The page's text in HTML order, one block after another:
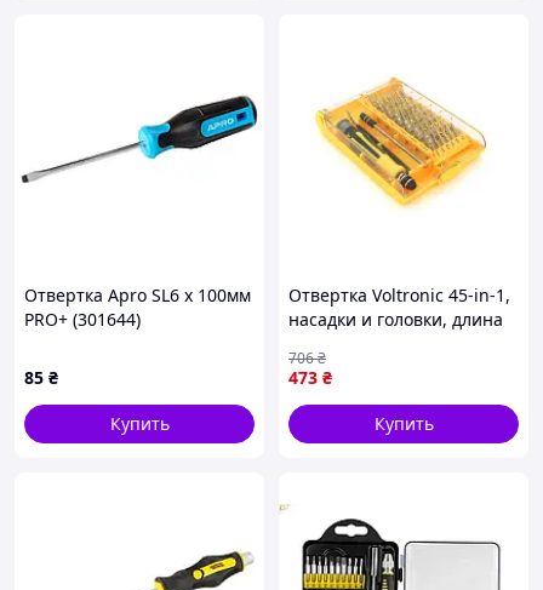
Отвертка Apro SL6 x 100мм
PRO+ (301644)
85 ₴
Купить
Отвертка Voltronic 45-in-1,
насадки и головки, длина
zabka/sh
473 ₴
706₴
Купить